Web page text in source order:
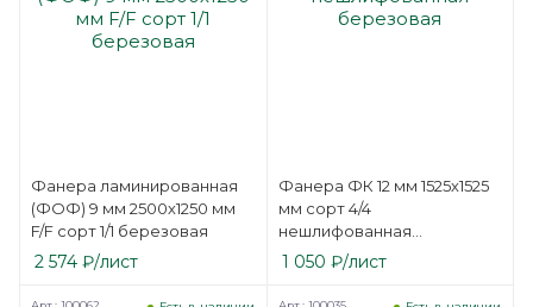
Фанера ламинированная
(ФОФ) 9 мм 2500х1250 мм
F/F сорт 1/1 березовая
2 574 ₽/лист
Фанера ФК 12 мм 1525х1525
мм сорт 4/4
нешлифованная
березовая
1 050 ₽/лист